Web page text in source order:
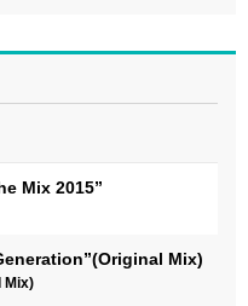
Mix 2015”
Mix)
Mix)